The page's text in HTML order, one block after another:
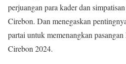
perjuangan para kader dan
Cirebon. Dan menegaskan
partai untuk memenangkan
Cirebon 2024.